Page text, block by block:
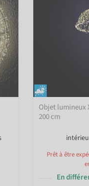
Objet lumineux
200 cm
Prêt à être
En